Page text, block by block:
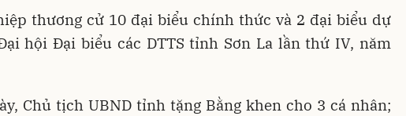
thương cử 10 đại biểu chính thức và 2 đại biểu dự
hội Đại biểu các DTTS tỉnh Sơn La lần thứ IV, năm
Chủ tịch UBND tỉnh tặng Bằng khen cho 3 cá nhân;